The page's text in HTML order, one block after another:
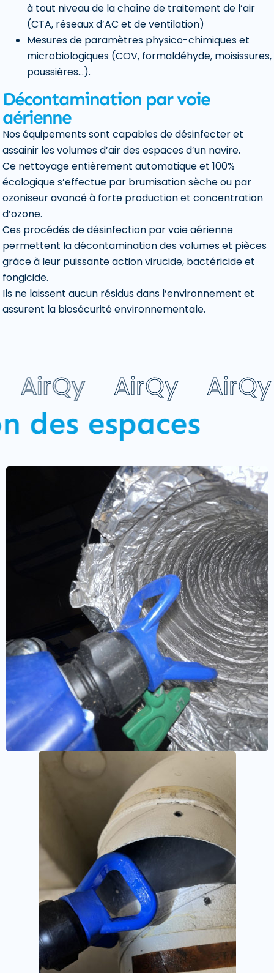
à tout niveau de la chaîne de traitement de l’air
(CTA, réseaux d’AC et de ventilation)
Mesures de paramètres physico-chimiques et
microbiologiques (COV, formaldéhyde, moisissures,
poussières…).
Décontamination par voie
aérienne
Nos équipements sont capables de désinfecter et
assainir les volumes d’air des espaces d’un navire.
Ce nettoyage entièrement automatique et 100%
écologique s’effectue par brumisation sèche ou par
ozoniseur avancé à forte production et concentration
d’ozone.
Ces procédés de désinfection par voie aérienne
permettent la décontamination des volumes et pièces
grâce à leur puissante action virucide, bactéricide et
fongicide.
Ils ne laissent aucun résidus dans l’environnement et
assurent la biosécurité environnementale.
AirQy AirQy
espaces